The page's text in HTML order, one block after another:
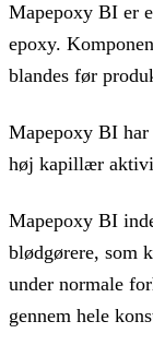
Mapepoxy BI er
epoxy.
blandes før
Mapepoxy BI
høj kapillær
Mapepoxy BI
blødgørere, som
under normale
gennem hele